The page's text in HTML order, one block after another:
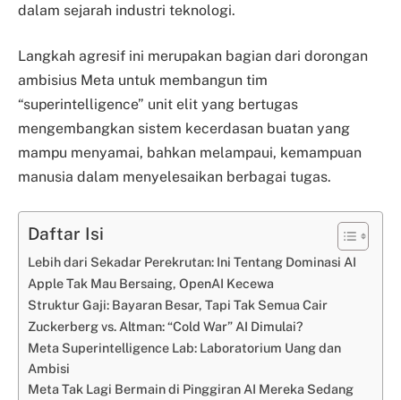
dalam sejarah industri teknologi.
Langkah agresif ini merupakan bagian dari dorongan
ambisius Meta untuk membangun tim
“superintelligence” unit elit yang bertugas
mengembangkan sistem kecerdasan buatan yang
mampu menyamai, bahkan melampaui, kemampuan
manusia dalam menyelesaikan berbagai tugas.
Daftar Isi
Lebih dari Sekadar Perekrutan: Ini Tentang Dominasi AI
Apple Tak Mau Bersaing, OpenAI Kecewa
Struktur Gaji: Bayaran Besar, Tapi Tak Semua Cair
Zuckerberg vs. Altman: “Cold War” AI Dimulai?
Meta Superintelligence Lab: Laboratorium Uang dan
Ambisi
Meta Tak Lagi Bermain di Pinggiran AI Mereka Sedang